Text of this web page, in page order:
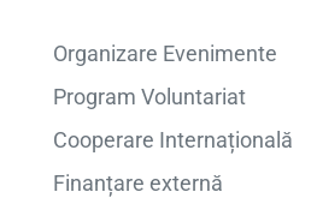
Organizare Evenimente
Program Voluntariat
Cooperare Internațională
Finanțare externă